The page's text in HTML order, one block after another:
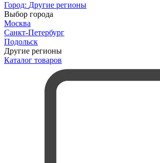
Город: Другие регионы
Выбор города
Москва
Санкт-Петербург
Подольск
Другие регионы
Каталог товаров